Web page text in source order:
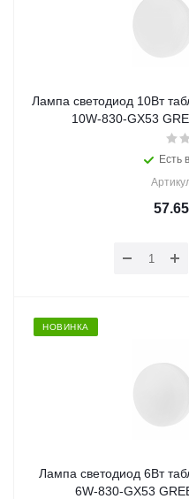
Лампа светодиод 10Вт
10W-830-GX53
Есть
57.65
НОВИНКА
Лампа светодиод 6Вт
6W-830-GX53